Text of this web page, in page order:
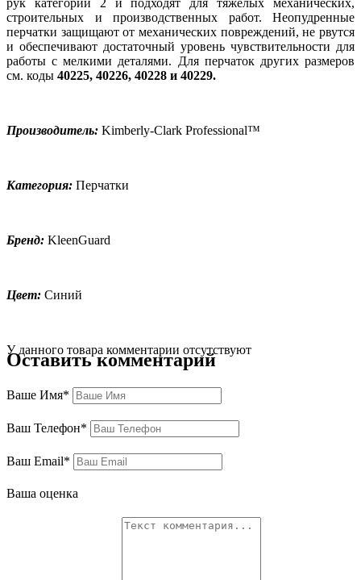
строительных и производственных работ. Неопудренные
перчатки защищают от механических повреждений, не рвутся
и обеспечивают достаточный уровень чувствительности для
работы с мелкими деталями. Для перчаток других размеров
см. коды 40225, 40226, 40228 и 40229.
Производитель: Kimberly-Clark Professional™
Категория: Перчатки
Бренд: KleenGuard
Цвет: Синий
У данного товара комментарии отсутствуют
Оставить комментарий
Ваше Имя*
Ваш Телефон*
Ваш Email*
Ваша оценка